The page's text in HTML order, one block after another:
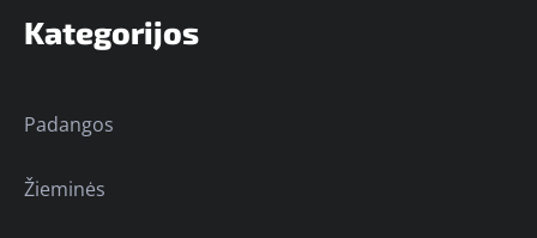
Kategorijos
Padangos
Žieminės